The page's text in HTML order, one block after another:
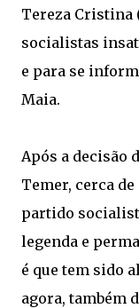
Tereza Cristina
socialistas
e para se
Maia.
Após a decisão
Temer, cerca
partido
legenda e
é que tem sido
agora, também